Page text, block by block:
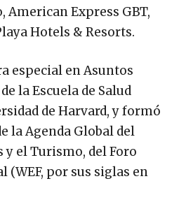
American Express GBT,
Hotels & Resorts.
especial en Asuntos
la Escuela de Salud
de Harvard, y formó
la Agenda Global del
y el Turismo, del Foro
(WEF, por sus siglas en